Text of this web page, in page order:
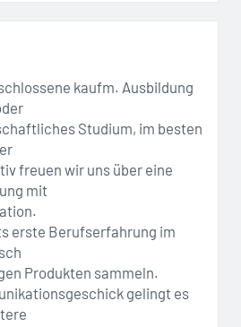
kaufm. Ausbildung
Studium, im besten
freuen wir uns über eine
mit
erste Berufserfahrung im
Produkten sammeln.
gelingt es